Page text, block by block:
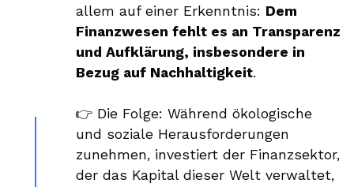
allem auf einer Erkenntnis: Dem
Finanzwesen fehlt es an Transparenz
und Aufklärung, insbesondere in
Bezug auf Nachhaltigkeit.
👉 Die Folge: Während ökologische
und soziale Herausforderungen
zunehmen, investiert der Finanzsektor,
der das Kapital dieser Welt verwaltet,